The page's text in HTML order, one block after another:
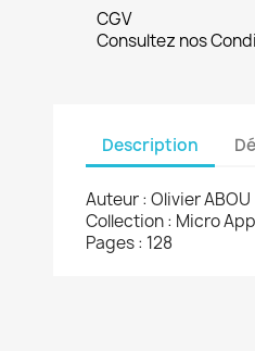
CGV
Consultez nos
Description
Auteur : Olivier ABOU
Collection : Micro
Pages : 128